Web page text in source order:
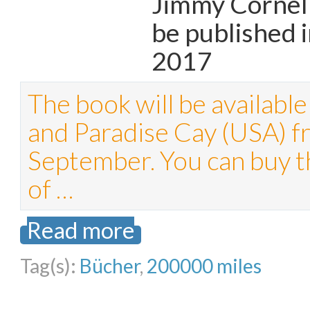
be published
2017
The book will be
and Paradise Cay (USA)
September. You can buy
of …
Read more
Tag(s): Bücher, 200000 miles